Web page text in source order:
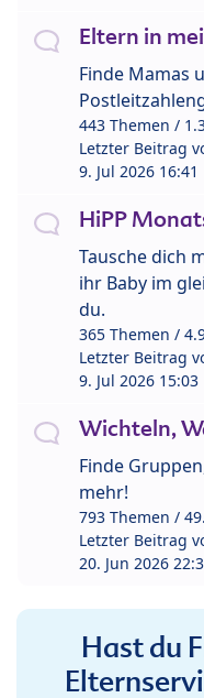
Eltern in
Finde Mamas
443 Themen /
Letzter Beitrag
9. Jul 2026 16:41
HiPP
Tausche dich
ihr Baby im
du.
365 Themen /
Letzter Beitrag
9. Jul 2026 15:03
Wichteln,
Finde
mehr!
793 Themen /
Letzter Beitrag
20. Jun 2026
Hast du